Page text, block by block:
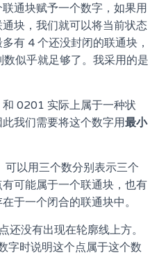
通块赋予一个数字，如果用
块，我们就可以将当前状态
有 4 个还没封闭的联通块，
似乎就足够了。我采用的是
0201 实际上属于一种状
我们需要将这个数字用最小
可以用三个数分别表示三个
可能属于一个联通块，也有
于一个闭合的联通块中。
还没有出现在轮廓线上方。
字时说明这个点属于这个数